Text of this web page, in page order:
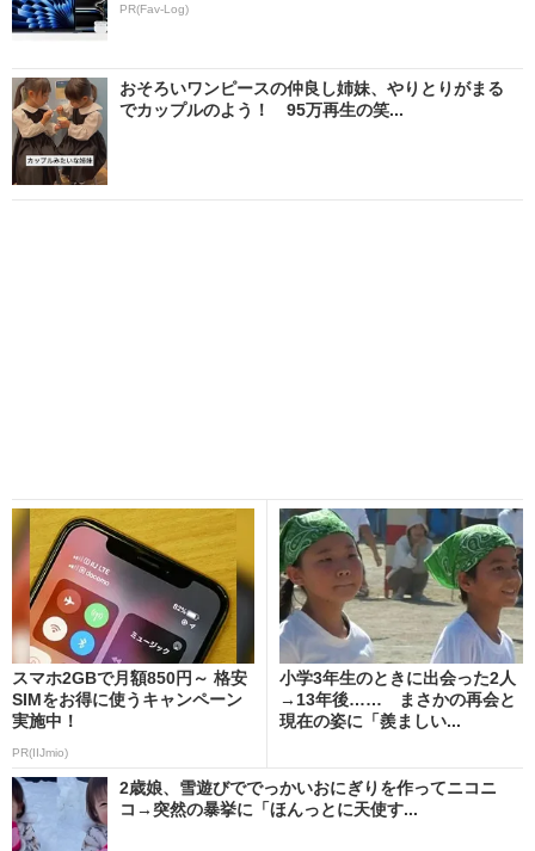
PR(Fav-Log)
おそろいワンピースの仲良し姉妹、やりとりがまる
でカップルのよう！ 95万再生の笑...
スマホ2GBで月額850円～ 格安
SIMをお得に使うキャンペーン
実施中！
PR(IIJmio)
小学3年生のときに出会った2人
→13年後…… まさかの再会と
現在の姿に「羨ましい...
2歳娘、雪遊びででっかいおにぎりを作ってニコニ
コ→突然の暴挙に「ほんっとに天使す...